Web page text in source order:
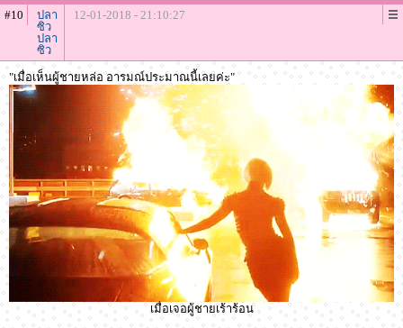
#10
ปลา
ซิว
ปลา
ซิว
12-01-2018 - 21:10:27
"เมื่อเห็นผู้ชายหล่อ อารมณ์ประมาณนี้เลยค่ะ"
เมื่อเจอผู้ชายเร้าร้อน